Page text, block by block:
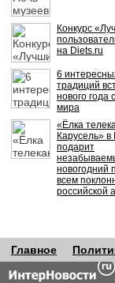
Конкурс
на Diets.ru
6
традиций
нового года
мира
«Ёлка
Карусель» в
подарит
новогодний
всем
российской
Главное